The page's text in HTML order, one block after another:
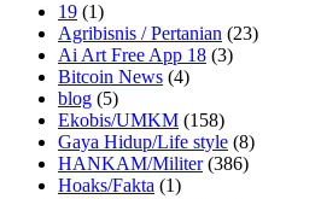
19 (1)
Agribisnis / Pertanian (23)
Ai Art Free App 18 (3)
Bitcoin News (4)
blog (5)
Ekobis/UMKM (158)
Gaya Hidup/Life style (8)
HANKAM/Militer(386)
Hoaks/Fakta (1)